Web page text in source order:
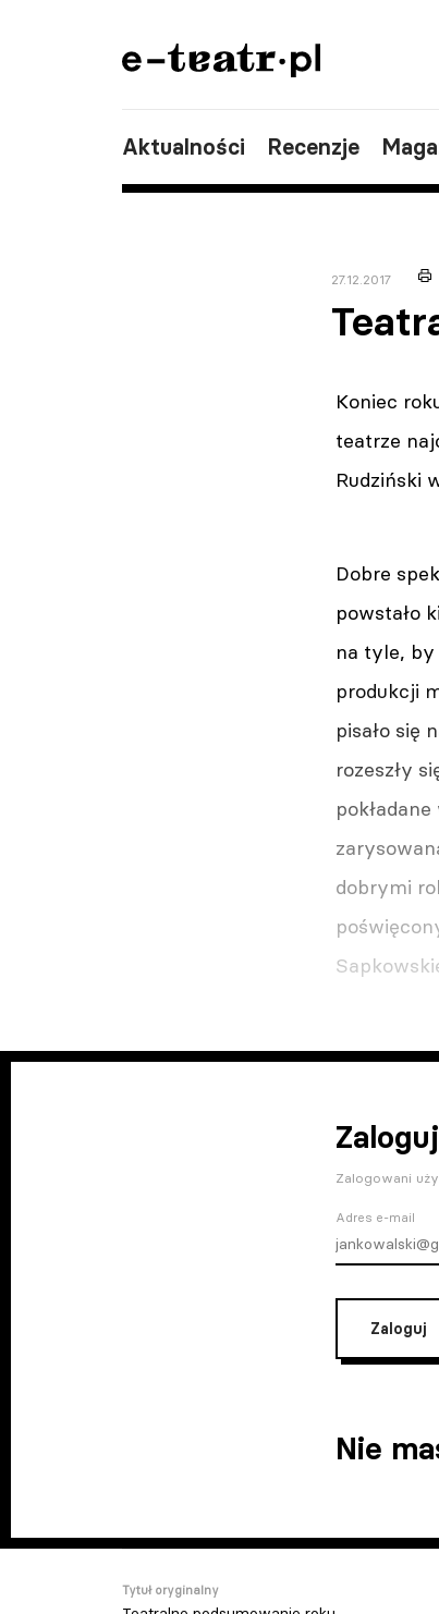
Aktualności Recenzje
27.12.2017
Koniec
teatrze
Rudziński
Dobre
powstało
na tyle,
produkcji
pisało się
rozeszły
dobrymi
Zalogowani
Adres e-mail
Zaloguj
Nie
Tytuł oryginalny